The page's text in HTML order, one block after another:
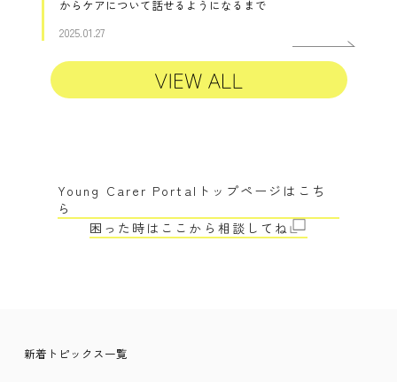
からケアについて話せるようになるまで
2025.01.27
困った時はここから相談してね
Young Carer Portalトップページはこち
ら
新着トピックス一覧